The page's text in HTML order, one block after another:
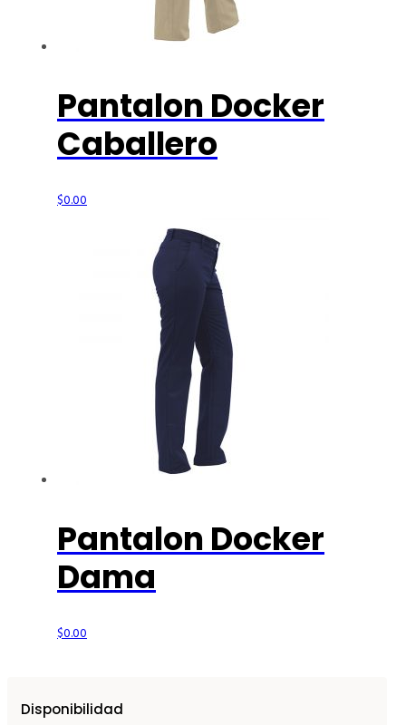
Pantalon Docker
Caballero
$0.00
Pantalon Docker
Dama
$0.00
Disponibilidad